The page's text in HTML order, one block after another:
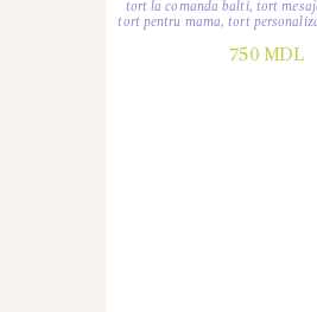
tort la comanda balti, tort
tort pentru mama,tort
750 MDL